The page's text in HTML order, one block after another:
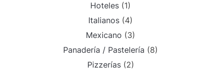
Hoteles (1)
Italianos (4)
Mexicano (3)
Panadería / Pastelería (8)
Pizzerías(2)